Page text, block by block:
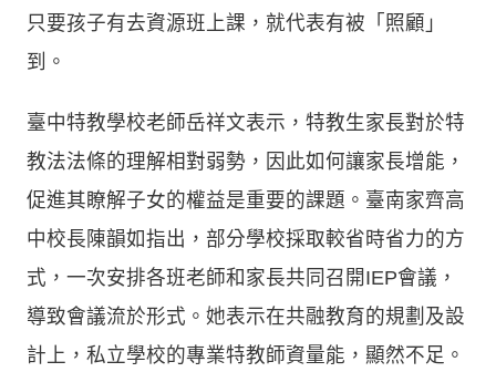
只要孩子有去資源班上課，就代表有被「照顧」
到。
臺中特教學校老師岳祥文表示，特教生家長對於特
教法法條的理解相對弱勢，因此如何讓家長增能，
促進其瞭解子女的權益是重要的課題。臺南家齊高
中校長陳韻如指出，部分學校採取較省時省力的方
式，一次安排各班老師和家長共同召開IEP會議，
導致會議流於形式。她表示在共融教育的規劃及設
計上，私立學校的專業特教師資量能，顯然不足。